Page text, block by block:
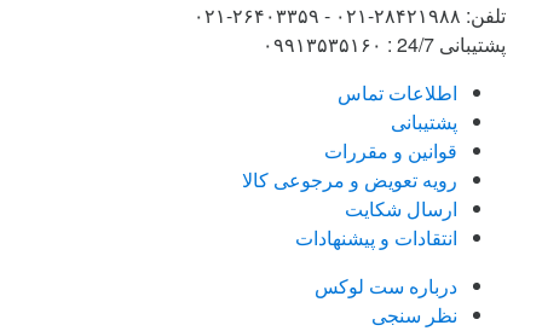
تلفن: ۲۸۴۲۱۹۸۸-۰۲۱ - ۲۶۴۰۳۳۵۹-۰۲۱
پشتیبانی 24/7 : ۰۹۹۱۳۵۳۵۱۶۰
اطلاعات تماس
پشتیبانی
قوانین و مقررات
رویه تعویض و مرجوعی کالا
ارسال شکایت
انتقادات و پیشنهادات
درباره ست لوکس
نظر سنجی